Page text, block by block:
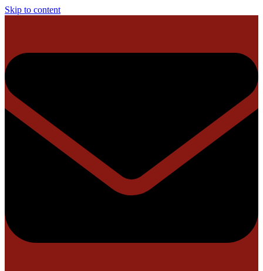
Skip to content